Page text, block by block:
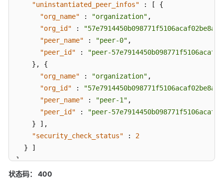
装
链
代
码
例
化
代
码
获
安
"uninstantiated_peer_infos"
: [
{
"org_name"
: "organization" ,
"org_id"
:
"peer_name"
: "peer-0" ,
"peer_id"
:
"peer-
} ,
{
"org_name"
: "organization" ,
"org_id"
:
"peer_name"
: "peer-1" ,
"peer_id"
:
"peer-
}
] ,
"security_check_status"
:
2
}
]
}
状态码： 400